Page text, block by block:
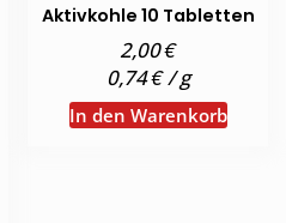
Aktivkohle 10 Tabletten
2,00€
0,74€/g
In den Warenkorb